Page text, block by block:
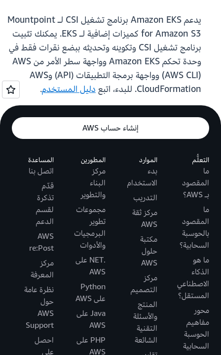
يدعم Amazon EKS برنامج تشغيل CSI لـ Mountpoint
for Amazon S3 كميزات إضافية لـ EKS. يمكنك تثبيت
برنامج تشغيل CSI وتكوينه وتحديثه ببضع نقرات فقط في
وحدة تحكم Amazon EKS وواجهة سطر الأمر من AWS
(AWS CLI) وواجهة برمجة التطبيقات (API) وAWS
CloudFormation. للبدء، اتبع
دليل المستخدم.
إنشاء حساب AWS
التعلُّم
ما
المقصود
بـ AWS؟
ما
المقصود
بالحوسبة
السحابية؟
ما هو
الذكاء
الاصطناعي
المستقل؟
محور
مفاهيم
الحوسبة
السحابية
الموارد
بدء
الاستخدام
التدريب
مركز ثقة
AWS
مكتبة
حلول
AWS
مركز
التصميم
المنتج
والأسئلة
التقنية
الشائعة
المطورين
مركز
البناء
والتطوير
مجموعات
تطوير
البرمجيات
والأدوات
.NET على
AWS
Python
على AWS
Java على
AWS
PHP على
AWS
المساعدة
اتصل بنا
قدّم
تذكرة
لقسم
الدعم
AWS
re:Post
مركز
المعرفة
نظرة عامة
حول
AWS
Support
احصل
على